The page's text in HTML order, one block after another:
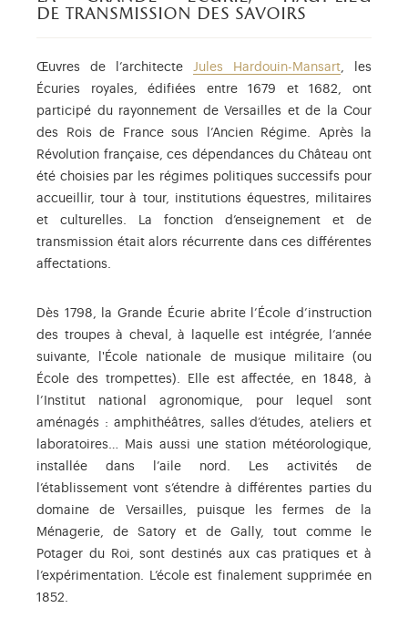
de transmission des savoirs
Œuvres de l’architecte Jules Hardouin-Mansart, les
Écuries royales, édifiées entre 1679 et 1682, ont
participé du rayonnement de Versailles et de la Cour
des Rois de France sous l’Ancien Régime. Après la
Révolution française, ces dépendances du Château ont
été choisies par les régimes politiques successifs pour
accueillir, tour à tour, institutions équestres, militaires
et culturelles. La fonction d’enseignement et de
transmission était alors récurrente dans ces différentes
affectations.
Dès 1798, la Grande Écurie abrite l’École d’instruction
des troupes à cheval, à laquelle est intégrée, l’année
suivante, l'École nationale de musique militaire (ou
École des trompettes). Elle est affectée, en 1848, à
l’Institut national agronomique, pour lequel sont
aménagés : amphithéâtres, salles d’études, ateliers et
laboratoires… Mais aussi une station météorologique,
installée dans l’aile nord. Les activités de
l’établissement vont s’étendre à différentes parties du
domaine de Versailles, puisque les fermes de la
Ménagerie, de Satory et de Gally, tout comme le
Potager du Roi, sont destinés aux cas pratiques et à
l’expérimentation. L’école est finalement supprimée en
1852.